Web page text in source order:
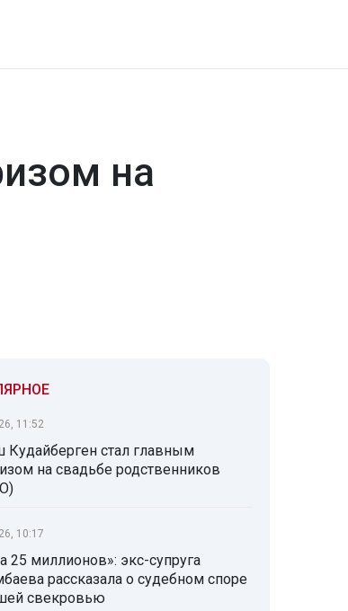
на
11:52
стал главным
на свадьбе родственников
10:17
25 миллионов»: экс-супруга
рассказала о судебном споре
свекровью